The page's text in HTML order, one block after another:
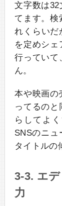
文字数は
てます。検
れくらいだ
を定めシ
行っていて
ん。
本や映画の
ってるの
らしてよ
SNSのニ
タイトルの
3-3. エ
力